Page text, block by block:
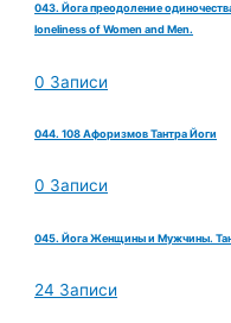
043. Йога преодоление
loneliness of Women and Men.
0 Записи
044. 108 Афоризмов Тантра Йоги
0 Записи
045. Йога Женщины и Мужчины.
24 Записи